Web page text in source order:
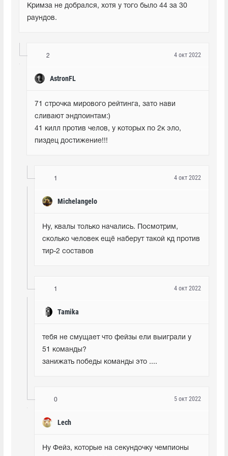
Кримза не добрался, хотя у того было 44 за 30
раундов.
2
AstronFL
4 окт 2022
71 строчка мирового рейтинга, зато нави
сливают эндпоинтам:)
41 килл против челов, у которых по 2к эло,
пиздец достижение!!!
1
Michelangelo
4 окт 2022
Ну, квалы только начались. Посмотрим,
сколько человек ещё наберут такой кд против
тир-2 составов
1
Tamika
4 окт 2022
тебя не смущает что фейзы ели выиграли у
51 команды?
занижать победы команды это ....
0
Lech
5 окт 2022
Ну Фейз, которые на секундочку чемпионы